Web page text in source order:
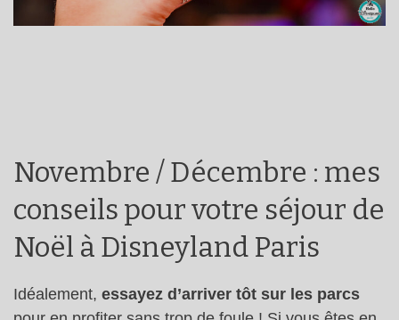
Novembre / Décembre : mes
conseils pour votre séjour de
Noël à Disneyland Paris
Idéalement, essayez d’arriver tôt sur les parcs